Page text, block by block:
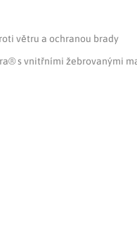
větru a ochranou brady
s vnitřními žebrovanými